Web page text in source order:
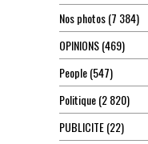
Nos photos(7 384)
OPINIONS(469)
People(547)
Politique(2 820)
PUBLICITE(22)